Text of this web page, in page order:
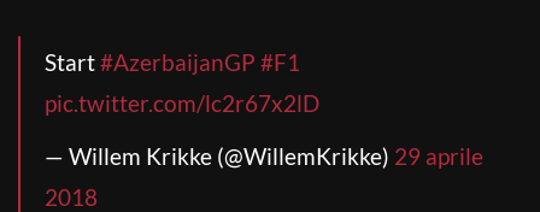
Start#AzerbaijanGP #F1
pic.twitter.com/lc2r67x2lD
— Willem Krikke (@WillemKrikke) 29 aprile
2018